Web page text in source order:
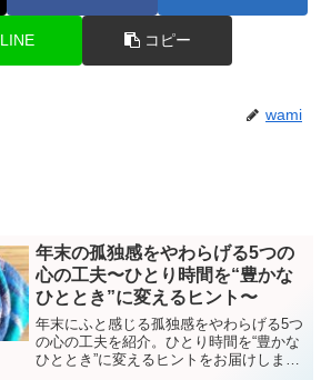
LINE コピー
wami
年末の孤独感をやわらげる5つの
心の工夫〜ひとり時間を“豊かな
ひととき”に変えるヒント〜
年末にふと感じる孤独感をやわらげる5つ
の心の工夫を紹介。ひとり時間を“豊かな
ひととき”に変えるヒントをお届けしま